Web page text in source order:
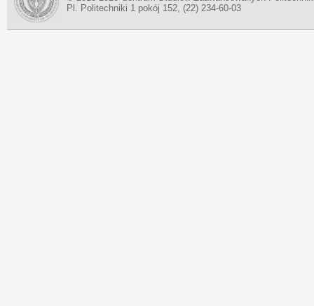
Pl. Politechniki 1 pokój 152, (22) 234-60-03